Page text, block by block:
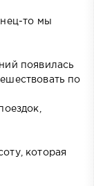
то мы
появилась
по
которая